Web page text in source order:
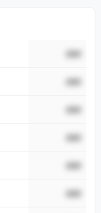
###
###
###
###
###
###